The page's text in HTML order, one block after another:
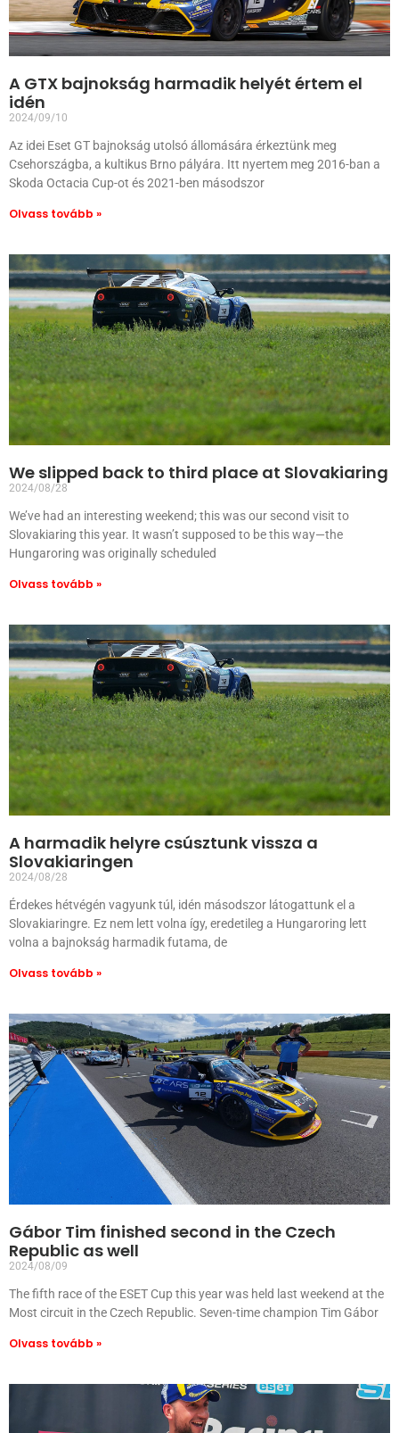
A GTX bajnokság harmadik helyét értem el
idén
2024/09/10
Az idei Eset GT bajnokság utolsó állomására érkeztünk meg
Csehországba, a kultikus Brno pályára. Itt nyertem meg 2016-ban a
Skoda Octacia Cup-ot és 2021-ben másodszor
Olvass tovább »
We slipped back to third place at Slovakiaring
2024/08/28
We’ve had an interesting weekend; this was our second visit to
Slovakiaring this year. It wasn’t supposed to be this way—the
Hungaroring was originally scheduled
Olvass tovább »
A harmadik helyre csúsztunk vissza a
Slovakiaringen
2024/08/28
Érdekes hétvégén vagyunk túl, idén másodszor látogattunk el a
Slovakiaringre. Ez nem lett volna így, eredetileg a Hungaroring lett
volna a bajnokság harmadik futama, de
Olvass tovább »
Gábor Tim finished second in the Czech
Republic as well
2024/08/09
The fifth race of the ESET Cup this year was held last weekend at the
Most circuit in the Czech Republic. Seven-time champion Tim Gábor
Olvass tovább »